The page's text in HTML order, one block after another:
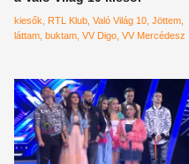
kiesők RTL Klub Való Világ 10 Jöttem
láttam buktam VV Digo VV Mercédesz